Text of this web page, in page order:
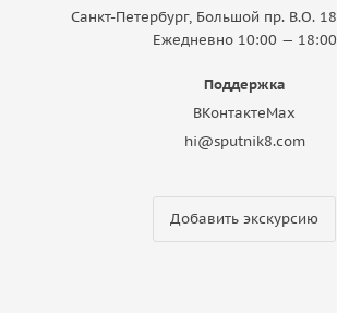
Санкт-Петербург, Большой пр. В.О.
Ежедневно 10:00 — 18:00
Поддержка
ВКонтактеMax
hi@sputnik8.com
Добавить экскурсию